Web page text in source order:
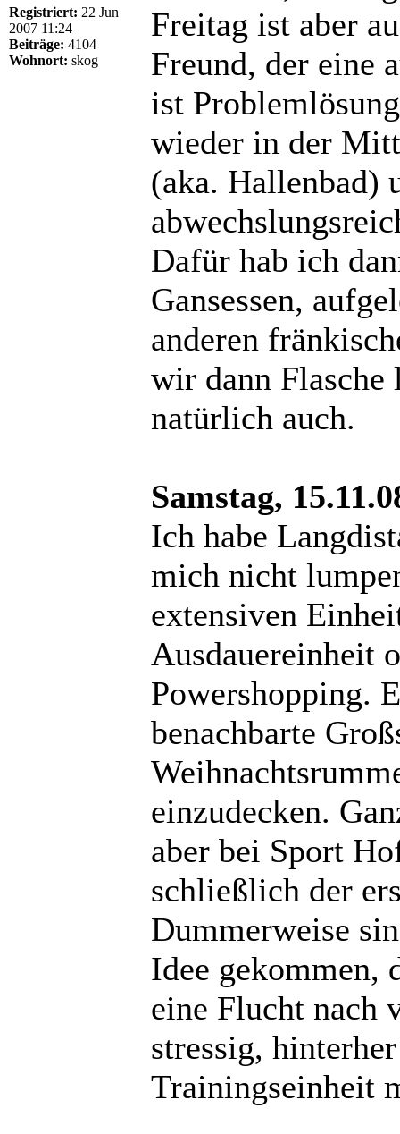
Registriert: 22 Jun
2007 11:24
Beiträge: 4104
Wohnort: skog
Freitag ist aber
Freund, der eine
ist
wieder in der
(aka. Hallenbad)
Dafür hab ich
Gansessen,
anderen
wir dann
natürlich auch.
Samstag,
Ich habe
mich nicht
extensiven
Ausdauereinheit
Powershopping.
benachbarte
einzudecken.
aber bei Sport
schließlich der
Dummerweise
Idee gekommen,
eine Flucht nach
stressig,
Trainingseinheit